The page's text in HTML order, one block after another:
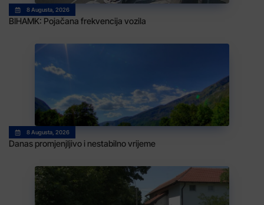
8 Augusta, 2026
BIHAMK: Pojačana frekvencija vozila
8 Augusta, 2026
Danas promjenjljivo i nestabilno vrijeme